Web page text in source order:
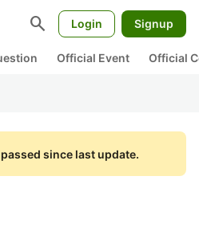
search Login Signup
Official Event Official
since last update.